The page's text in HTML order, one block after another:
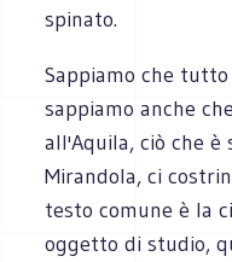
spinato.
Sappiamo che
sappiamo anche
all'Aquila, ciò che è
Mirandola, ci
testo comune è la
oggetto di studio,